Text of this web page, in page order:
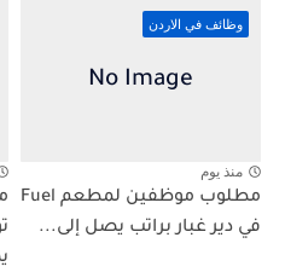
وظائف في الاردن
منذ يوم
مطلوب موظفين لمطعم Fuel
في دير غبار براتب يصل إلى...